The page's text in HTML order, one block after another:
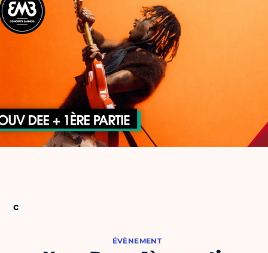
ÉVÈNEMENT